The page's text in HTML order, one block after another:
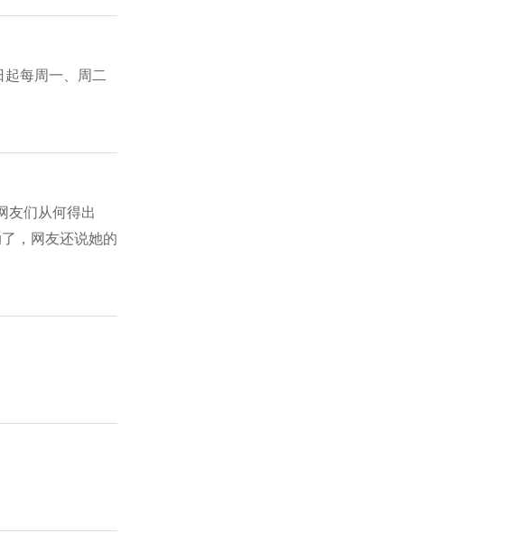
起每周一、周二
友们从何得出
，网友还说她的